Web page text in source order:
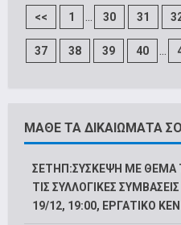
<< 1 ... 30 31
37 38 39 40 ...
ΜΑΘΕ ΤΑ ΔΙΚΑΙΩΜΑΤΑ
ΣΕΤΗΠ:ΣΥΣΚΕΨΗ ΜΕ ΘΕΜΑ
ΤΙΣ ΣΥΛΛΟΓΙΚΕΣ
19/12, 19:00, ΕΡΓΑΤΙΚΟ